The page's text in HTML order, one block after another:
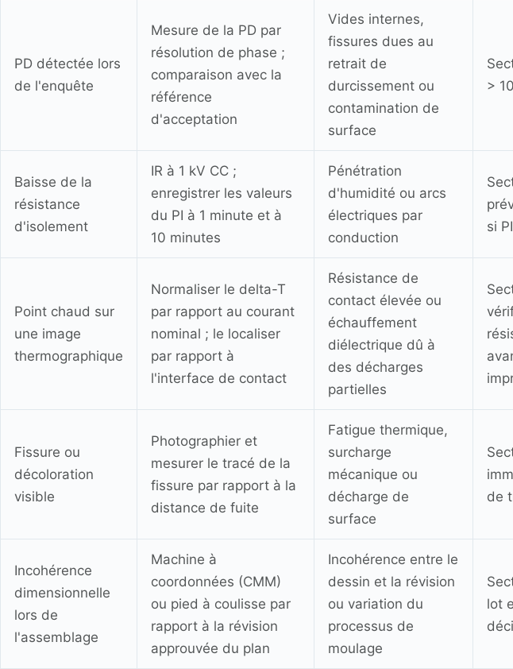
PD détectée lors
de l'enquête
Mesure de la PD par
résolution de phase ;
comparaison avec la
référence
d'acceptation
Vides internes,
fissures dues au
retrait de
durcissement ou
contamination de
surface
>
Baisse de la
résistance
d'isolement
IR à 1 kV CC ;
enregistrer les valeurs
du PI à 1 minute et à
10 minutes
Pénétration
d'humidité ou arcs
électriques par
conduction
si
Point chaud sur
une image
thermographique
Normaliser le delta-T
par rapport au courant
nominal ; le localiser
par rapport à
l'interface de contact
Résistance de
contact élevée ou
échauffement
diélectrique dû à
des décharges
partielles
Fissure ou
décoloration
visible
Photographier et
mesurer le tracé de la
fissure par rapport à la
distance de fuite
Fatigue thermique,
surcharge
mécanique ou
décharge de
surface
de
Incohérence
dimensionnelle
lors de
l'assemblage
Machine à
coordonnées (CMM)
ou pied à coulisse par
rapport à la révision
approuvée du plan
Incohérence entre le
dessin et la révision
ou variation du
processus de
moulage
lot